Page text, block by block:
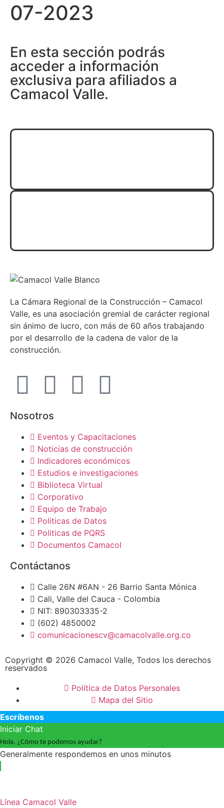
07-2023
En esta sección podrás
acceder a información
exclusiva para afiliados a
Camacol Valle.
La Cámara Regional de la Construcción – Camacol
Valle, es una asociación gremial de carácter regional
sin ánimo de lucro, con más de 60 años trabajando
por el desarrollo de la cadena de valor de la
construcción.
Nosotros
Eventos y Capacitaciones
Noticias de construcción
Indicadores económicos
Estudios e investigaciones
Biblioteca Virtual
Corporativo
Equipo de Trabajo
Politicas de Datos
Politicas de PQRS
Documentos Camacol
Contáctanos
Calle 26N #6AN - 26 Barrio Santa Mónica
Cali, Valle del Cauca - Colombia
NIT: 890303335-2
(602) 4850002
comunicacionescv@camacolvalle.org.co
Copyright © 2026 Camacol Valle, Todos los derechos
reservados
Política de Datos Personales
Mapa del Sitio
Escríbenos
Iniciar Chat
Hola, ¿Cómo te podemos ayudar?
Generalmente respondemos en unos minutos
Línea Camacol Valle